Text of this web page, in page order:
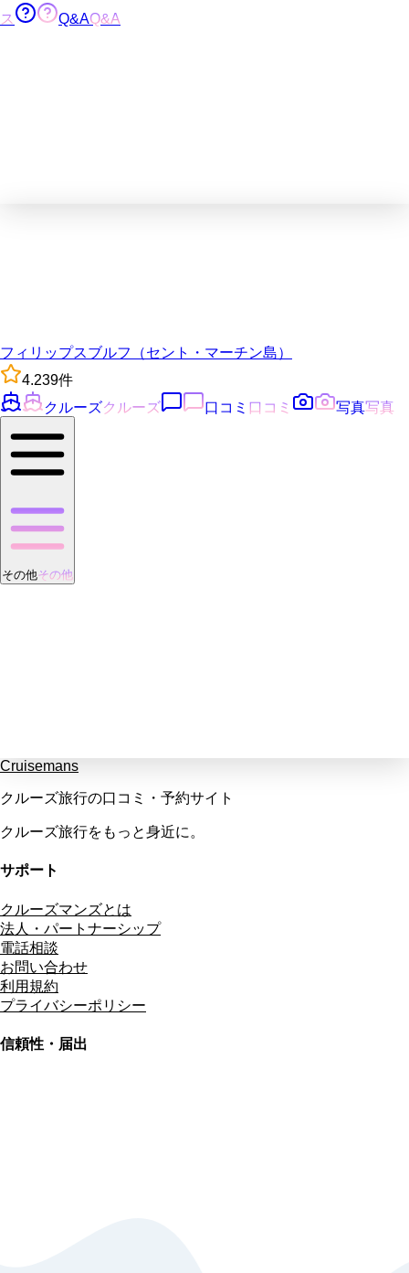
ス
Q&AQ&A
フィリップスブルフ（セント・マーチン島）
4.239件
クルーズクルーズ 口コミ 口コミ 写真写真
その他その他
Cruisemans
クルーズ旅行の口コミ・予約サイト
クルーズ旅行をもっと身近に。
サポート
クルーズマンズとは
法人・パートナーシップ
電話相談
お問い合わせ
利用規約
プライバシーポリシー
信頼性・届出